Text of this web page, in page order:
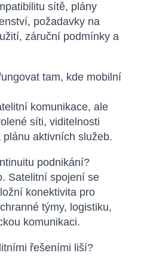
sítě, plány
požadavky na
záruční podmínky a
tam, kde mobilní
komunikace, ale
síti, viditelnosti
aktivních služeb.
podnikání?
Satelitní spojení se
konektivita pro
týmy, logistiku,
komunikaci.
řešeními liší?